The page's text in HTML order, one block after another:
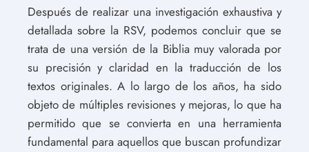
Después de realizar una investigación exhaustiva y
detallada sobre la RSV, podemos concluir que se
trata de una versión de la Biblia muy valorada por
su precisión y claridad en la traducción de los
textos originales. A lo largo de los años, ha sido
objeto de múltiples revisiones y mejoras, lo que ha
permitido que se convierta en una herramienta
fundamental para aquellos que buscan profundizar